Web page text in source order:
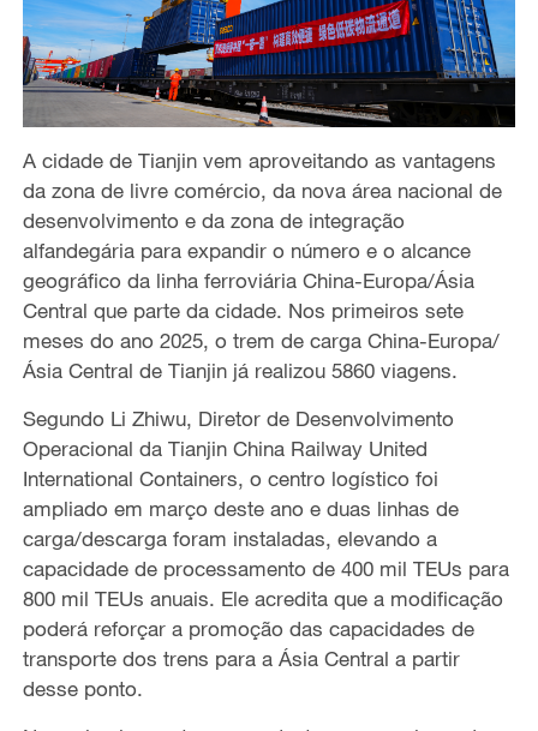
A cidade de Tianjin vem aproveitando as vantagens
da zona de livre comércio, da nova área nacional de
desenvolvimento e da zona de integração
alfandegária para expandir o número e o alcance
geográfico da linha ferroviária China-Europa/Ásia
Central que parte da cidade. Nos primeiros sete
meses do ano 2025, o trem de carga China-Europa/
Ásia Central de Tianjin já realizou 5860 viagens.
Segundo Li Zhiwu, Diretor de Desenvolvimento
Operacional da Tianjin China Railway United
International Containers, o centro logístico foi
ampliado em março deste ano e duas linhas de
carga/descarga foram instaladas, elevando a
capacidade de processamento de 400 mil TEUs para
800 mil TEUs anuais. Ele acredita que a modificação
poderá reforçar a promoção das capacidades de
transporte dos trens para a Ásia Central a partir
desse ponto.